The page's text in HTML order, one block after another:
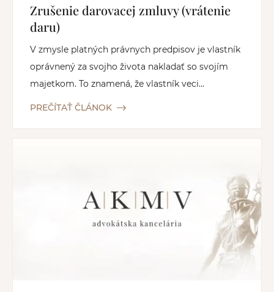
Zrušenie darovacej zmluvy (vrátenie
daru)
V zmysle platných právnych predpisov je vlastník
oprávnený za svojho života nakladať so svojím
majetkom. To znamená, že vlastník veci...
PREČÍTAŤ ČLÁNOK